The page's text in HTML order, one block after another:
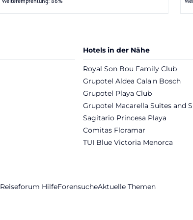
Hotels in der Nähe
Royal Son Bou Family Club
Grupotel Aldea Cala'n Bosch
Grupotel Playa Club
Grupotel Macarella Suites and
Sagitario Princesa Playa
Comitas Floramar
TUI Blue Victoria Menorca
Reiseforum HilfeForensucheAktuelle Themen